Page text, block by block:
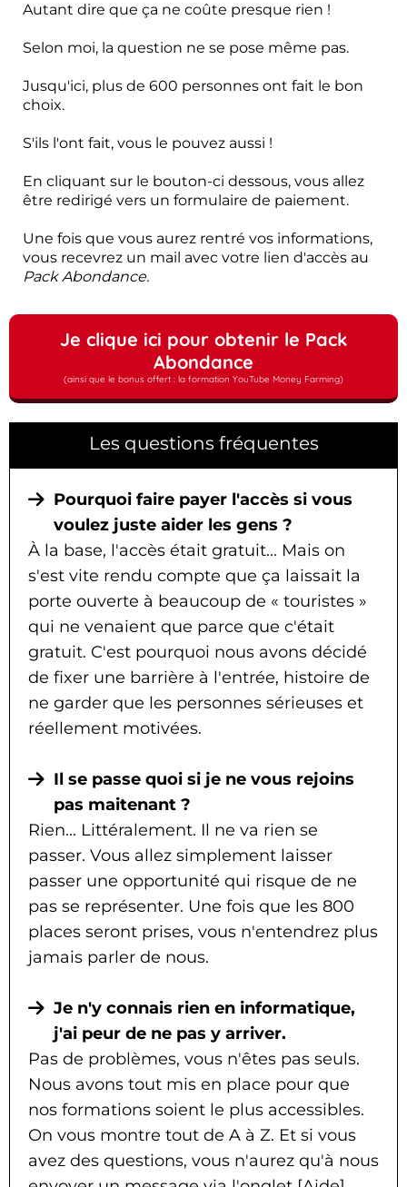
Autant dire que ça ne coûte presque rien !
Selon moi, la question ne se pose même pas.
Jusqu'ici, plus de 600 personnes ont fait le bon
choix.
S'ils l'ont fait, vous le pouvez aussi !
En cliquant sur le bouton-ci dessous, vous allez
être redirigé vers un formulaire de paiement.
Une fois que vous aurez rentré vos informations,
vous recevrez un mail avec votre lien d'accès au
Pack Abondance.
Je clique ici pour obtenir le Pack
Abondance
(ainsi que le bonus offert : la formation YouTube Money Farming)
Les questions fréquentes
Pourquoi faire payer l'accès si vous
voulez juste aider les gens ?
À la base, l'accès était gratuit... Mais on
s'est vite rendu compte que ça laissait la
porte ouverte à beaucoup de « touristes »
qui ne venaient que parce que c'était
gratuit. C'est pourquoi nous avons décidé
de fixer une barrière à l'entrée, histoire de
ne garder que les personnes sérieuses et
réellement motivées.
Il se passe quoi si je ne vous rejoins
pas maitenant ?
Rien... Littéralement. Il ne va rien se
passer. Vous allez simplement laisser
passer une opportunité qui risque de ne
pas se représenter. Une fois que les 800
places seront prises, vous n'entendrez plus
jamais parler de nous.
Je n'y connais rien en informatique,
j'ai peur de ne pas y arriver.
Pas de problèmes, vous n'êtes pas seuls.
Nous avons tout mis en place pour que
nos formations soient le plus accessibles.
On vous montre tout de A à Z. Et si vous
avez des questions, vous n'aurez qu'à nous